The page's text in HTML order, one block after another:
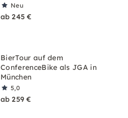
Neu
ab 245 €
BierTour auf dem
ConferenceBike als JGA in
München
5,0
ab 259 €